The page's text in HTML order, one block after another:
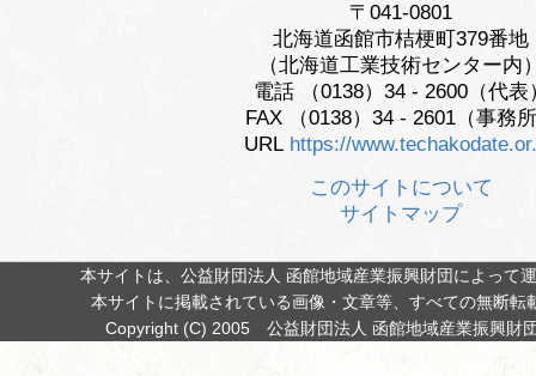
〒041-0801
北海道函館市桔梗町379番地
（北海道工業技術センター内
電話 （0138）34 - 2600（代表
FAX （0138）34 - 2601（事務
URL https://
このサイトについて
サイトマップ
本サイトは、公益財団法人 函館地域産業振興財団によって
本サイトに掲載されている画像・文章等、すべての無断転
Copyright (C) 2005 公益財団法人 函館地域産業振興財